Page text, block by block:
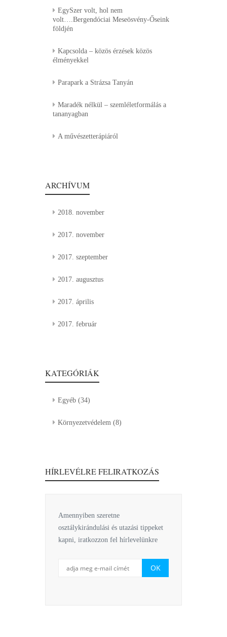
EgySzer volt, hol nem
volt….Bergendóciai Meseösvény-Őseink
földjén
Kapcsolda – közös érzések közös
élményekkel
Parapark a Strázsa Tanyán
Maradék nélkül – szemléletformálás a
tananyagban
A művészetterápiáról
ARCHÍVUM
2018. november
2017. november
2017. szeptember
2017. augusztus
2017. április
2017. február
KATEGÓRIÁK
Egyéb (34)
Környezetvédelem (8)
HÍRLEVÉLRE FELIRATKOZÁS
Amennyiben szeretne
osztálykirándulási és utazási tippeket
kapni, iratkozzon fel hírlevelünkre